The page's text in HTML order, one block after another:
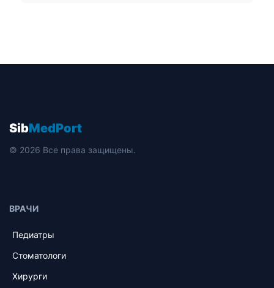
SibMedPort
© 2026 Все права защищены.
ВРАЧИ
Педиатры
Стоматологи
Хирурги